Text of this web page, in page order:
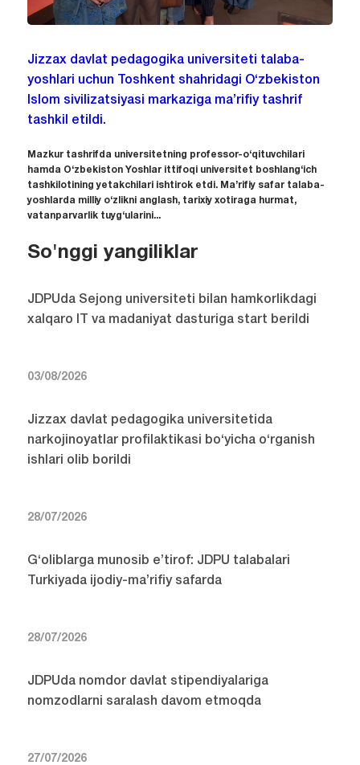
Jizzax davlat pedagogika universiteti talaba-
yoshlari uchun Toshkent shahridagi O‘zbekiston
Islom sivilizatsiyasi markaziga ma’rifiy tashrif
tashkil etildi.
Mazkur tashrifda universitetning professor-o‘qituvchilari
hamda O‘zbekiston Yoshlar ittifoqi universitet boshlang‘ich
tashkilotining yetakchilari ishtirok etdi. Ma’rifiy safar talaba-
yoshlarda milliy o‘zlikni anglash, tarixiy xotiraga hurmat,
vatanparvarlik tuyg‘ularini...
So'nggi yangiliklar
JDPUda Sejong universiteti bilan hamkorlikdagi
xalqaro IT va madaniyat dasturiga start berildi
03/08/2026
Jizzax davlat pedagogika universitetida
narkojinoyatlar profilaktikasi bo‘yicha o‘rganish
ishlari olib borildi
28/07/2026
G‘oliblarga munosib e’tirof: JDPU talabalari
Turkiyada ijodiy-ma’rifiy safarda
28/07/2026
JDPUda nomdor davlat stipendiyalariga
nomzodlarni saralash davom etmoqda
27/07/2026